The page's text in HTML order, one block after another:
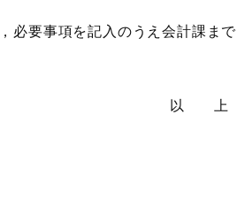
必要事項を記入のうえ会計課まで
以 上